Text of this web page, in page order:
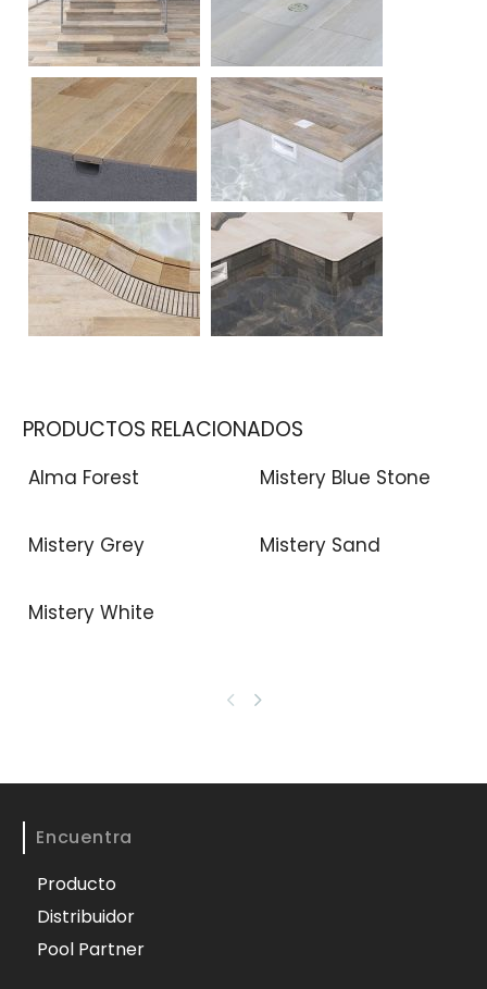
PRODUCTOS RELACIONADOS
Alma Forest Mistery Blue Stone
Mistery Grey Mistery Sand
Mistery White
Encuentra
Producto
Distribuidor
Pool Partner